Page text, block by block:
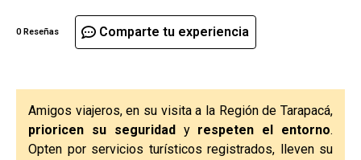
0 Reseñas Comparte tu experiencia
Amigos viajeros, en su visita a la Región de Tarapacá,
prioricen su seguridad y respeten el entorno.
Opten por servicios turísticos registrados, lleven su